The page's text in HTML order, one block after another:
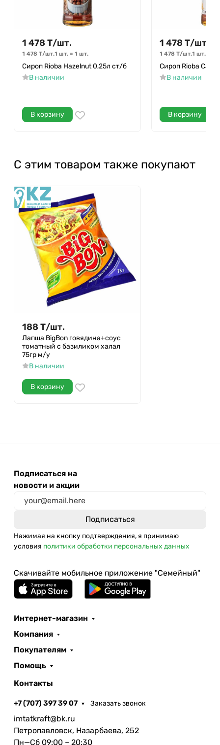
1 478 Т/шт.
1 478 Т/шт.1 шт. = 1 шт.
Сироп Rioba Hazelnut 0,25л ст/б
В наличии
В корзину
1 478 Т/шт.
1 478 Т/шт.1 шт.
Сироп Rioba
В наличии
В корзину
С этим товаром также покупают
188 Т/шт.
Лапша BigBon говядина+соус
томатный с базиликом халал
75гр м/у
В наличии
В корзину
Подписаться на
новости и акции
Нажимая на кнопку подтверждения, я принимаю
условия политики обработки персональных данных
Скачивайте мобильное приложение "Семейный"
Интернет-магазин
Компания
Покупателям
Помощь
Контакты
+7 (707) 397 39 07 Заказать звонок
imtatkraft@bk.ru
Петропавловск, Назарбаева, 252
Пн—Сб 09:00 – 20:30